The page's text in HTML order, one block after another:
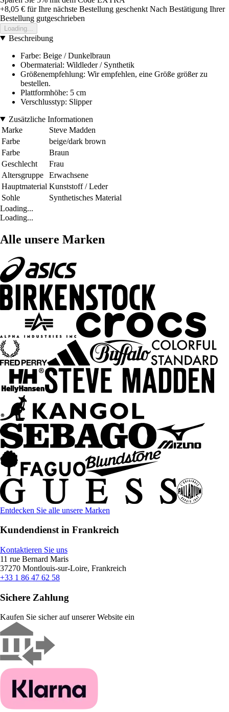
+8,05 € für Ihre nächste Bestellung geschenkt Nach Bestätigung Ihrer
Bestellung gutgeschrieben
Loading...
Beschreibung
Farbe: Beige / Dunkelbraun
Obermaterial: Wildleder / Synthetik
Größenempfehlung: Wir empfehlen, eine Größe größer zu
bestellen.
Plattformhöhe: 5 cm
Verschlusstyp: Slipper
Zusätzliche Informationen
Marke
Steve Madden
Farbe
beige/dark brown
Farbe
Braun
Geschlecht
Frau
Altersgruppe
Erwachsene
Hauptmaterial Kunststoff / Leder
Sohle
Synthetisches Material
Loading...
Loading...
Alle unsere Marken
Entdecken Sie alle unsere Marken
Kundendienst in Frankreich
Kontaktieren Sie uns
11 rue Bernard Maris
37270 Montlouis-sur-Loire, Frankreich
+33 1 86 47 62 58
Sichere Zahlung
Kaufen Sie sicher auf unserer Website ein